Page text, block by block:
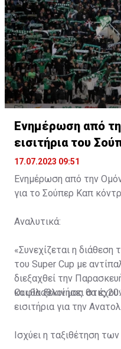
Ενημέρωση από
εισιτήρια του
17.07.2023 09:51
Ενημέρωση από την
για το Σούπερ Καπ
Αναλυτικά:
«Συνεχίζεται η
του Super Cup με
διεξαχθεί την
και θα ξεκινήσει στις
Οι φίλαθλοί μας θα
εισιτήρια για την
Ισχύει η ταξιθέτηση